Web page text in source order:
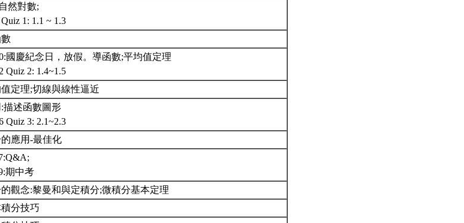
然對數;
1: 1.1 ~ 1.3
國慶紀念日，放假。導函數;平均值定理
Quiz 2: 1.4~1.5
定理;切線與線性逼近
:描述函數圖形
Quiz 3: 2.1~2.3
應用-最佳化
期中考
觀念:黎曼和與定積分;微積分基本定理
分技巧